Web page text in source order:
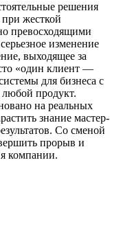
решения
жесткой
превосходящими
изменение
выходящее за
«один клиент —
для бизнеса с
любой продукт.
на реальных
знание мастер-
Со сменой
прорыв и
компании.